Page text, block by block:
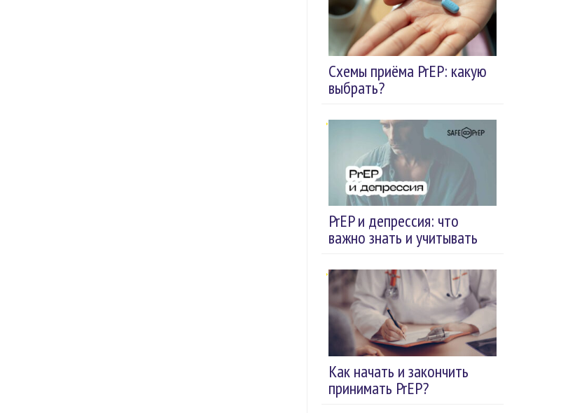
Схемы приёма PrEP: какую
выбрать?
PrEP и депрессия: что
важно знать и учитывать
Как начать и закончить
принимать PrEP?